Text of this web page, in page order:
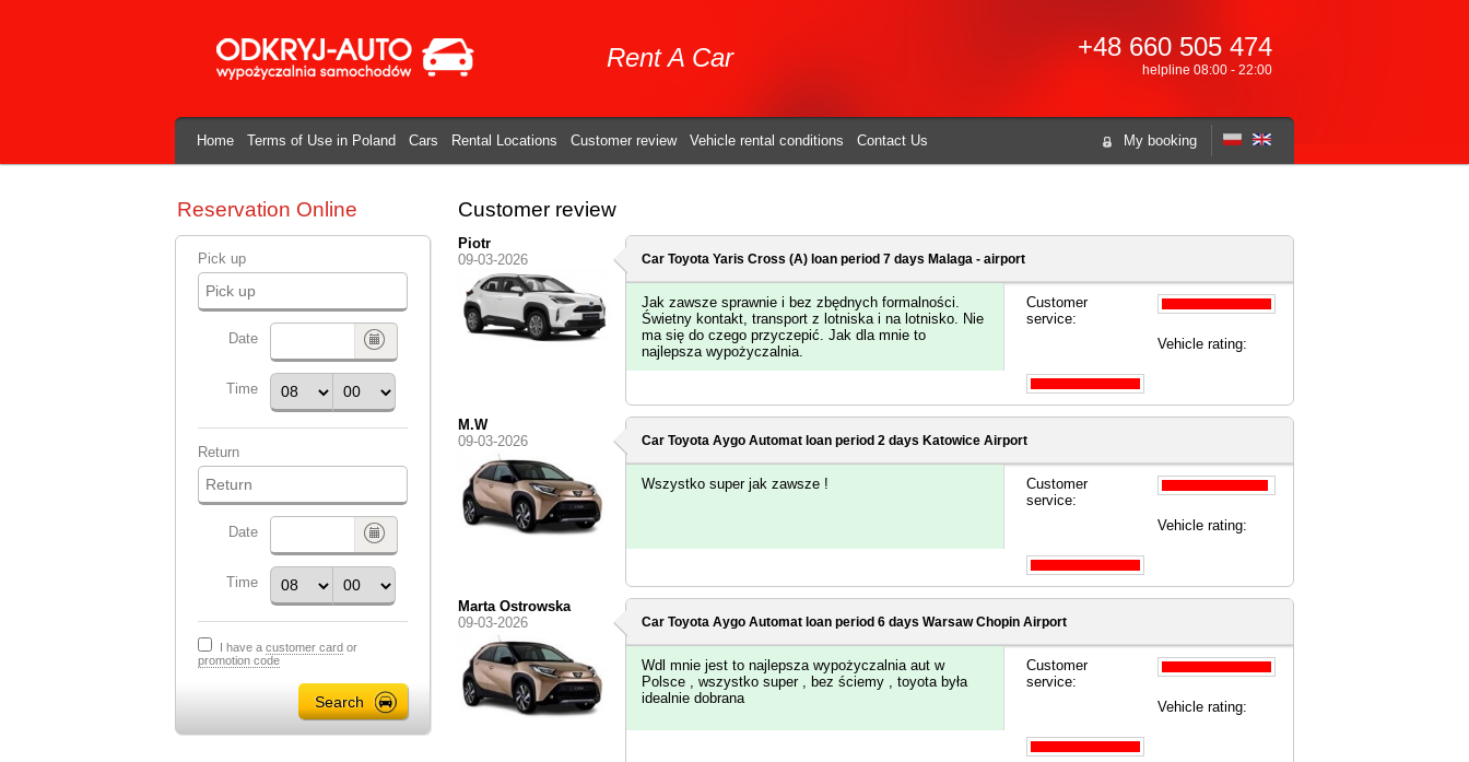
Rent A Car +48 660 505 474
helpline 08:00 - 22:00
My booking
Home Terms of Use in Poland Cars Rental Locations Customer review Vehicle rental conditions Contact Us
Reservation Online
Pick up
Date
Time
Return
Date
Time
I have a customer card or
promotion code
Customer review
Piotr
09-03-2026
Car Toyota Yaris Cross (A) loan period 7 days Malaga - airport
Jak zawsze sprawnie i bez zbędnych formalności.
Świetny kontakt, transport z lotniska i na lotnisko. Nie
ma się do czego przyczepić. Jak dla mnie to
najlepsza wypożyczalnia.
Customer
service:
Vehicle rating:
M.W
09-03-2026
Car Toyota Aygo Automat loan period 2 days Katowice Airport
Wszystko super jak zawsze !
Customer
service:
Vehicle rating:
Marta Ostrowska
09-03-2026
Car Toyota Aygo Automat loan period 6 days Warsaw Chopin Airport
Wdl mnie jest to najlepsza wypożyczalnia aut w
Polsce , wszystko super , bez ściemy , toyota była
idealnie dobrana
Customer
service:
Vehicle rating: